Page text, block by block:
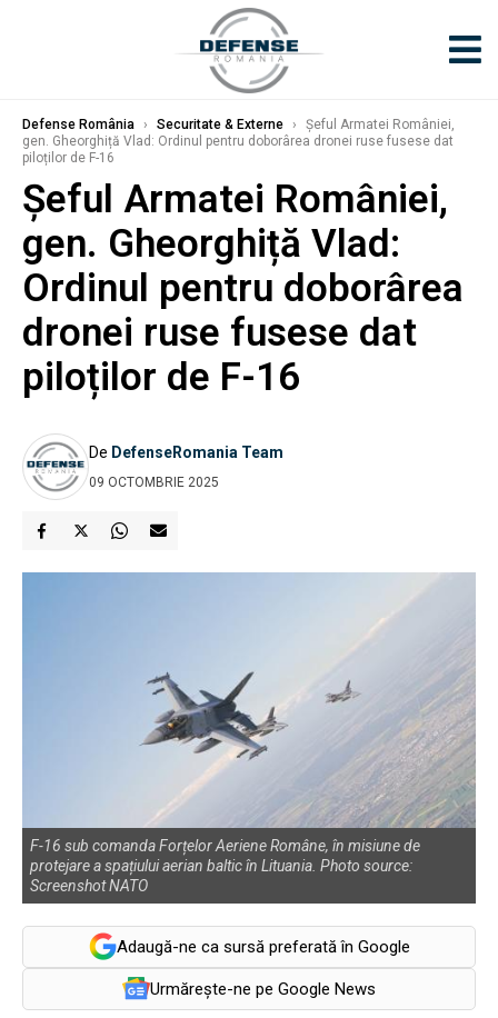
Defense România › Securitate & Externe ›
Șeful Armatei României,
gen. Gheorghiță Vlad: Ordinul pentru doborârea dronei ruse fusese dat
piloților de F-16
Șeful Armatei României,
gen. Gheorghiță Vlad:
Ordinul pentru doborârea
dronei ruse fusese dat
piloților de F-16
De DefenseRomania Team
09 OCTOMBRIE 2025
F-16 sub comanda Forțelor Aeriene Române, în misiune de
protejare a spațiului aerian baltic în Lituania. Photo source:
Screenshot NATO
Adaugă-ne ca sursă preferată în Google
Urmărește-ne pe Google News